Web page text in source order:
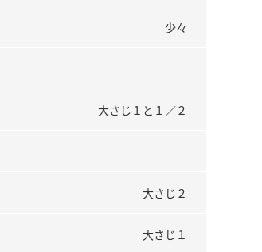
少々
大さじ１と１／２
大さじ２
大さじ１